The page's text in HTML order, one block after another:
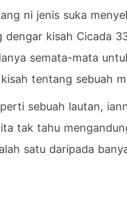
ni jenis suka
dengar kisah Cicada
semata-mata
tentang sebuah
sebuah lautan,
tak tahu
satu daripada